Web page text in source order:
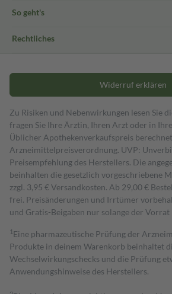
So geht's
Rechtliches
Widerruf erklären
Zu Risiken und Nebenwirkungen lesen Sie
fragen Sie Ihre Ärztin, Ihren Arzt oder in
Üblicher Apothekenverkaufspreis
Arzneimittelpreisverordnung. UVP:
Preisempfehlung des Herstellers. Die
beinhalten die gesetzlich vorgeschriebene
zzgl. 3,95 € Versandkosten. Ab 29,00 €
frei. Preisänderungen und Irrtümer
und Gratis-Beigaben nur solange der Vorrat
1 Eine pharmazeutische Prüfung der
Produkte in deinem Warenkorb beinhaltet
Wechselwirkungschecks und die Prüfung
Anwendungshinweise des Herstellers.